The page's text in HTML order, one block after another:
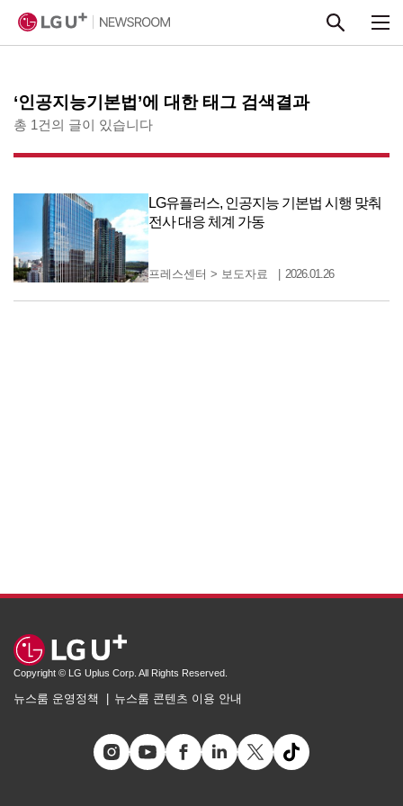
‘인공지능기본법’에 대한 태그 검색결과
총 1건의 글이 있습니다
LG유플러스, 인공지능 기본법 시행 맞춰
전사 대응 체계 가동
프레스센터 > 보도자료 2026.01.26
Copyright © LG Uplus Corp. All Rights Reserved.
뉴스룸 운영정책 뉴스룸 콘텐츠 이용 안내